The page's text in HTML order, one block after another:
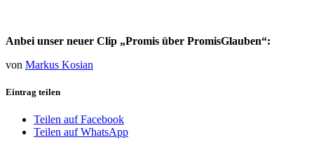
Anbei unser neuer Clip „Promis über PromisGlauben“:
von Markus Kosian
Eintrag teilen
Teilen auf Facebook
Teilen auf WhatsApp